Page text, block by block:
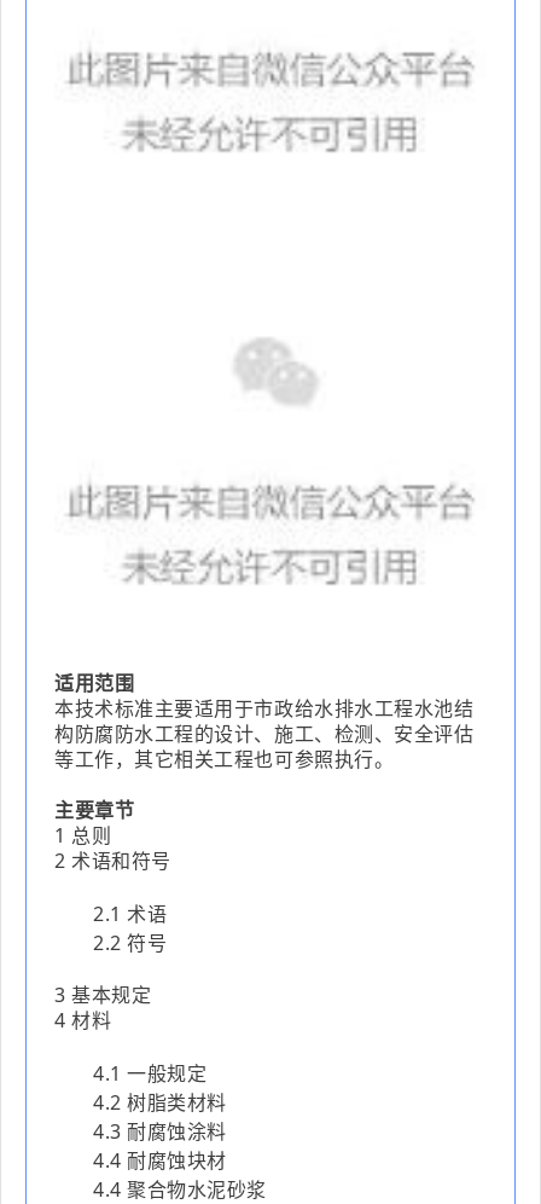
适用范围
本技术标准主要适用于市政给水排水工程水池结
构防腐防水工程的设计、施工、检测、安全评估
等工作，其它相关工程也可参照执行。
主要章节
1 总则
2 术语和符号
2.1 术语
2.2 符号
3 基本规定
4 材料
4.1 一般规定
4.2 树脂类材料
4.3 耐腐蚀涂料
4.4 耐腐蚀块材
4.4 聚合物水泥砂浆